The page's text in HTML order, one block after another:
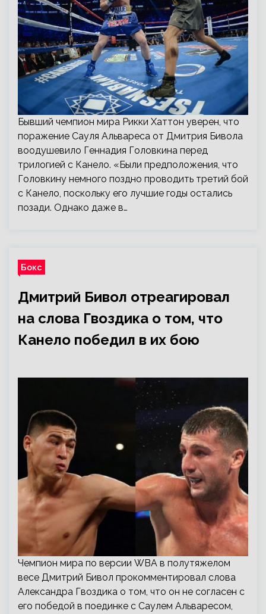
Бывший чемпион мира Рикки Хаттон уверен, что
поражение Сауля Альвареса от Дмитрия Бивола
воодушевило Геннадия Головкина перед
трилогией с Канело. «Были предположения, что
Головкину немного поздно проводить третий бой
с Канело, поскольку его лучшие годы остались
позади. Однако даже в…
Бокс
Дмитрий Бивол отреагировал
на слова Гвоздика о том, что
Канело победил в их бою
Чемпион мира по версии WBA в полутяжелом
весе Дмитрий Бивол прокомментировал слова
Александра Гвоздика о том, что он не согласен с
его победой в поединке с Саулем Альваресом,